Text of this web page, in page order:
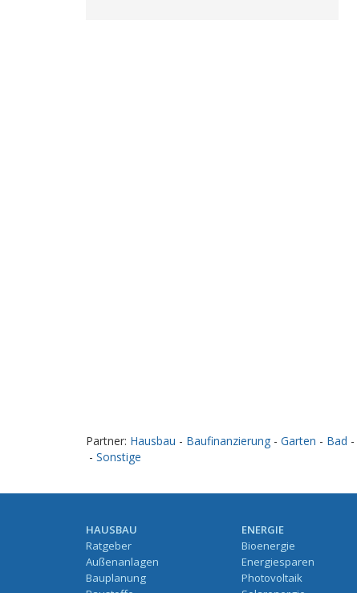
Partner: Hausbau - Baufinanzierung - Garten - Bad -
- Sonstige
HAUSBAU
Ratgeber
Außenanlagen
Bauplanung
ENERGIE
Bioenergie
Energiesparen
Photovoltaik